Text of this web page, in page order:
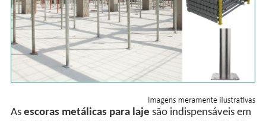
As escoras metálicas para laje são indispensáveis em